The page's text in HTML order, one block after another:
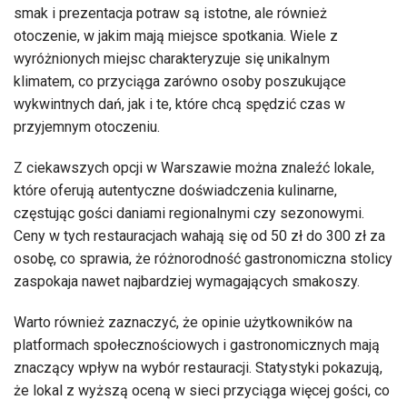
smak i prezentacja potraw są istotne, ale również
otoczenie, w jakim mają miejsce spotkania. Wiele z
wyróżnionych miejsc charakteryzuje się unikalnym
klimatem, co przyciąga zarówno osoby poszukujące
wykwintnych dań, jak i te, które chcą spędzić czas w
przyjemnym otoczeniu.
Z ciekawszych opcji w Warszawie można znaleźć lokale,
które oferują autentyczne doświadczenia kulinarne,
częstując gości daniami regionalnymi czy sezonowymi.
Ceny w tych restauracjach wahają się od 50 zł do 300 zł za
osobę, co sprawia, że różnorodność gastronomiczna stolicy
zaspokaja nawet najbardziej wymagających smakoszy.
Warto również zaznaczyć, że opinie użytkowników na
platformach społecznościowych i gastronomicznych mają
znaczący wpływ na wybór restauracji. Statystyki pokazują,
że lokal z wyższą oceną w sieci przyciąga więcej gości, co